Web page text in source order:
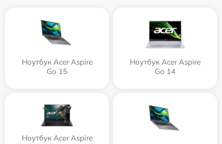
Ноутбук Acer Aspire
Go 15
Ноутбук Acer Aspire
Go 14
Ноутбук Acer Aspire